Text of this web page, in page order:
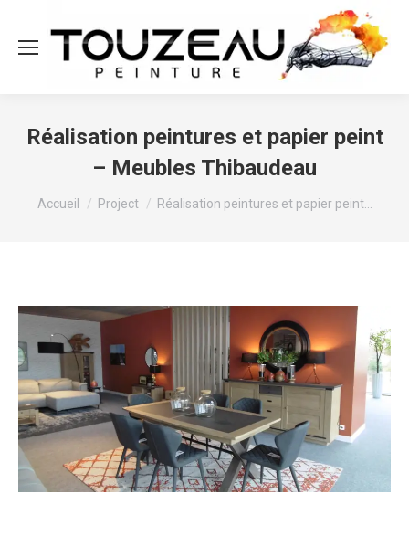
Réalisation peintures et papier peint
– Meubles Thibaudeau
Vous êtes ici :
Accueil Project Réalisation peintures et papier peint…